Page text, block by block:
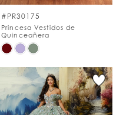
#PR30175
Princesa Vestidos de
Quinceañera
Skip
#f1058422ba
to